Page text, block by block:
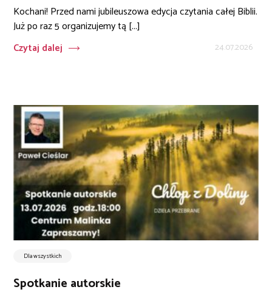
Kochani! Przed nami jubileuszowa edycja czytania całej Biblii.
Już po raz 5 organizujemy tą [...]
Czytaj dalej
24.07.2026
Dla wszystkich
Spotkanie autorskie